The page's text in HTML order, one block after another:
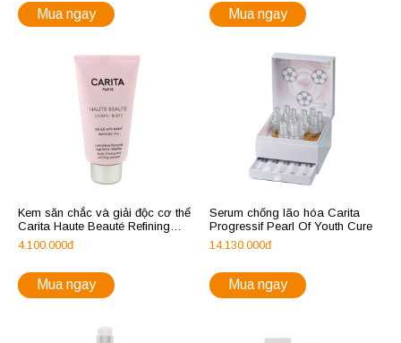
Mua ngay Mua ngay
Kem săn chắc và giải độc cơ thể
Carita Haute Beauté Refining
Veil
4.100.000đ
Mua ngay
Serum chống lão hóa Carita
Progressif Pearl Of Youth Cure
14.130.000đ
Mua ngay